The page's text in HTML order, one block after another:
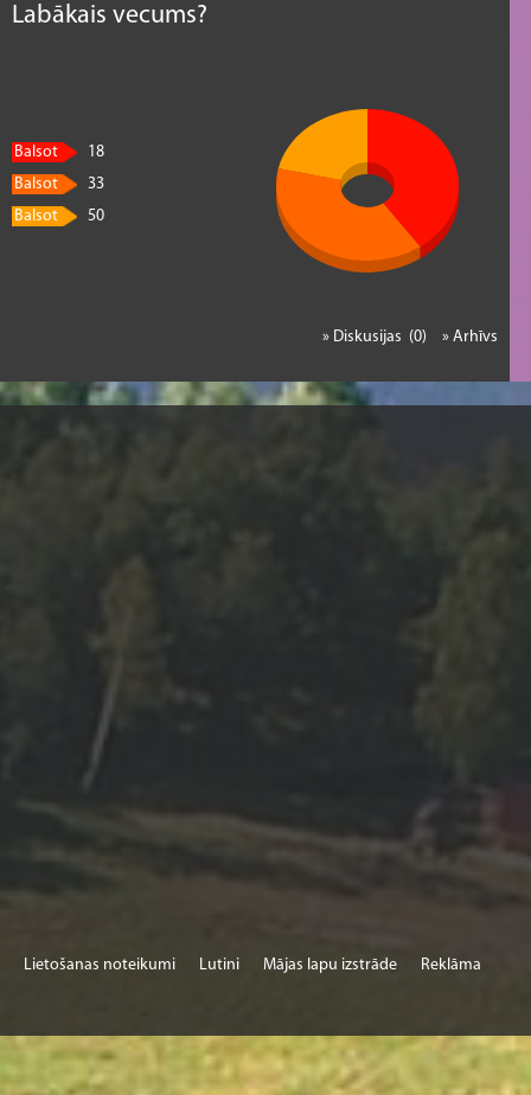
Labākais vecums?
Balsot
18
Balsot
33
Balsot
50
» Arhīvs
» Diskusijas (0)
Lietošanas noteikumi Lutini Mājas lapu izstrāde Reklāma